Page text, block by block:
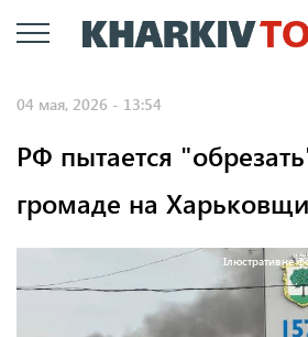
к
04 мая, 2026 - 13:54
РФ пытается
громаде на
Ілюстративне